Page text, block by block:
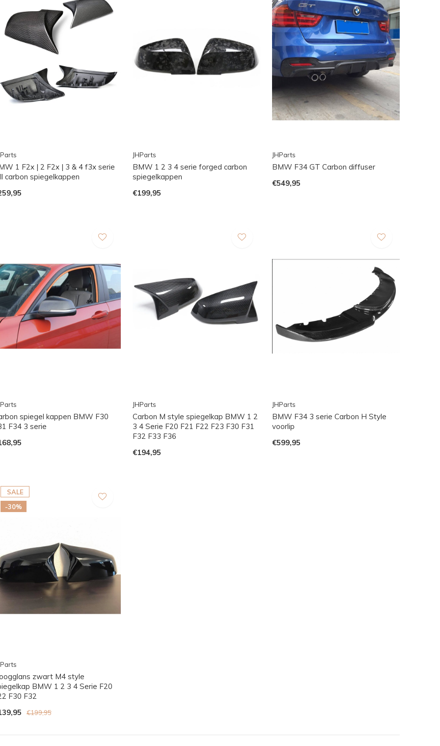
1 F2x | 2 F2x | 3 & 4 f3x serie
carbon spiegelkappen
JHParts
BMW 1 2 3 4 serie forged carbon
spiegelkappen
€199,95
JHParts
BMW F34 GT Carbon diffuser
€549,95
spiegel kappen BMW F30
F34 3 serie
JHParts
Carbon M style spiegelkap BMW 1 2
3 4 Serie F20 F21 F22 F23 F30 F31
F32 F33 F36
€194,95
JHParts
BMW F34 3 serie Carbon H Style
voorlip
€599,95
SALE
-30%
zwart M4 style
BMW 1 2 3 4 Serie F20
F30 F32
€199,95